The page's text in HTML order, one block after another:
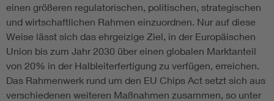
einen größeren regulatorischen, politischen, strategischen
und wirtschaftlichen Rahmen einzuordnen. Nur auf diese
Weise lässt sich das ehrgeizige Ziel, in der Europäischen
Union bis zum Jahr 2030 über einen globalen Marktanteil
von 20% in der Halbleiterfertigung zu verfügen, erreichen.
Das Rahmenwerk rund um den EU Chips Act setzt sich aus
verschiedenen weiteren Maßnahmen zusammen, so unter